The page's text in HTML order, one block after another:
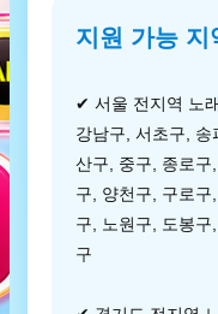
지원 가능 지
✔ 서울 전지역 노
강남구, 서초구,
산구, 중구, 종로구
구, 양천구, 구로
구, 노원구, 도봉
구